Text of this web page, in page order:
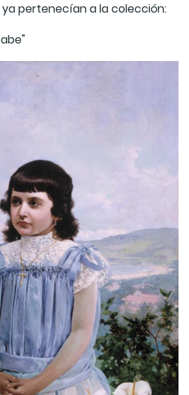
pertenecían a la colección: